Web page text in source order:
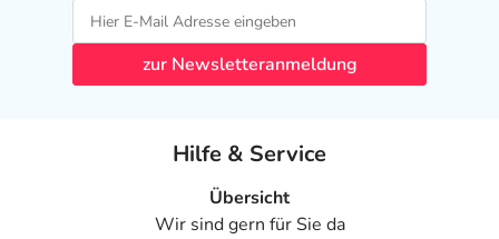
Arztes an. Für die Injektion geeignete Körperstellen sind
Oberarm, Oberschenkel und Bauchdecke. Dabei sollte die
Injektionsstelle regelmäßig gewechselt werden.
Die Anwendungsdauer richtet sich nach Art der
Beschwerde und/oder Dauer der Erkrankung und wird
deshalb nur von Ihrem Arzt bestimmt.
zur Newsletteranmeldung
Hilfe & Service
Übersicht
Wir sind gern für Sie da